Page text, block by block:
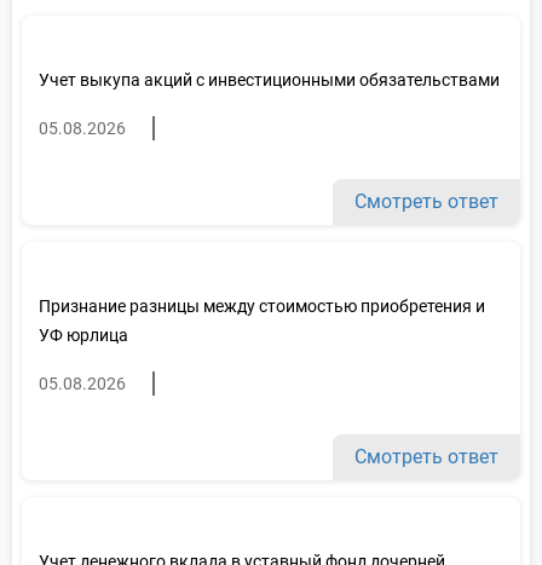
Учет выкупа акций с инвестиционными обязательствами
05.08.2026
Смотреть ответ
Признание разницы между стоимостью приобретения и
УФ юрлица
05.08.2026
Смотреть ответ
Учет денежного вклада в уставный фонд дочерней